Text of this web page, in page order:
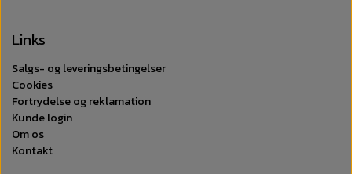
Links
Salgs- og leveringsbetingelser
Cookies
Fortrydelse og reklamation
Kunde login
Om os
Kontakt